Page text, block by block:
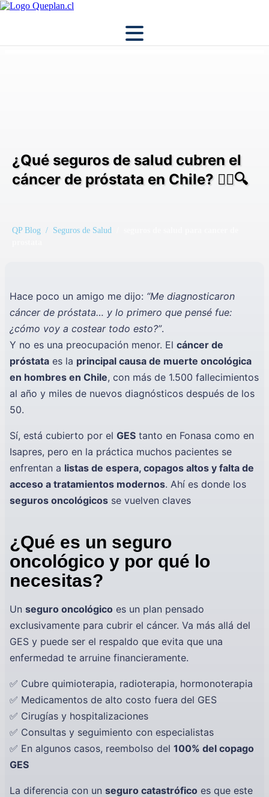
¿Qué seguros de salud cubren el
cáncer de próstata en Chile? 🧑‍⚕️🔍
QP Blog / Seguros de Salud
Hace poco un amigo me dijo: “Me diagnosticaron
cáncer de próstata… y lo primero que pensé fue:
¿cómo voy a costear todo esto?”.
Y no es una preocupación menor. El cáncer de
próstata es la principal causa de muerte oncológica
en hombres en Chile, con más de 1.500 fallecimientos
al año y miles de nuevos diagnósticos después de los
50.
Sí, está cubierto por el GES tanto en Fonasa como en
Isapres, pero en la práctica muchos pacientes se
enfrentan a listas de espera, copagos altos y falta de
acceso a tratamientos modernos. Ahí es donde los
seguros oncológicos se vuelven claves
¿Qué es un seguro
oncológico y por qué lo
necesitas?
Un seguro oncológico es un plan pensado
exclusivamente para cubrir el cáncer. Va más allá del
GES y puede ser el respaldo que evita que una
enfermedad te arruine financieramente.
✅ Cubre quimioterapia, radioterapia, hormonoterapia
✅ Medicamentos de alto costo fuera del GES
✅ Cirugías y hospitalizaciones
✅ Consultas y seguimiento con especialistas
✅ En algunos casos, reembolso del 100% del copago
GES
La diferencia con un seguro catastrófico es que este